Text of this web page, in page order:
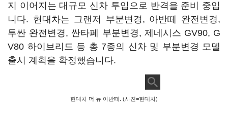
지 이어지는 대규모 신차 투입으로 반격을 준비 중입
니다. 현대차는 그랜저 부분변경, 아반떼 완전변경,
투싼 완전변경, 싼타페 부분변경, 제네시스 GV90, G
V80 하이브리드 등 총 7종의 신차 및 부분변경 모델
출시 계획을 확정했습니다.
현대차 더 뉴 아반떼. (사진=현대차)